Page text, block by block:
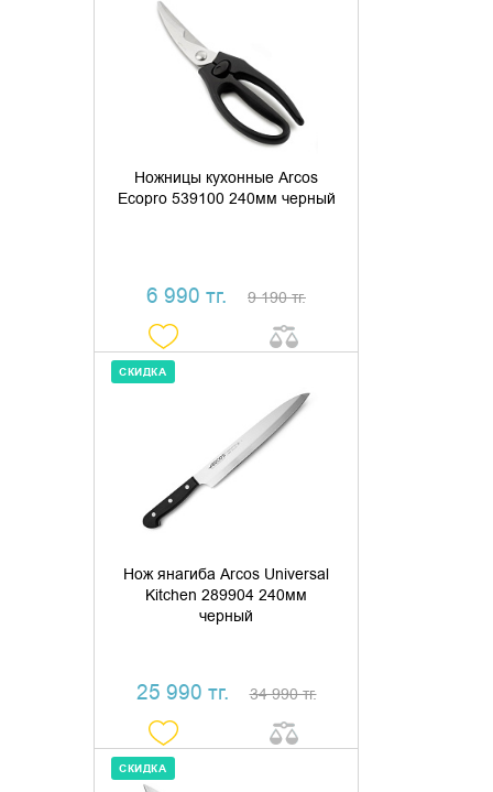
Ножницы кухонные Arcos
Ecopro 539100 240мм черный
6 990 тг. 9 190 тг.
ДОБАВИТЬ В КОРЗИНУ
КУПИТЬ В 1 КЛИК
Нож янагиба Arcos Universal
Kitchen 289904 240мм
черный
25 990 тг. 34 990 тг.
СКИДКА
ДОБАВИТЬ В КОРЗИНУ
КУПИТЬ В 1 КЛИК
СКИДКА